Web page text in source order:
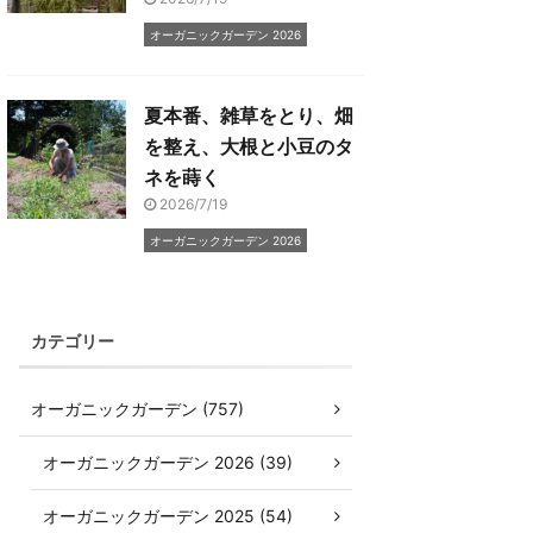
オーガニックガーデン 2026
夏本番、雑草をとり、畑
を整え、大根と小豆のタ
ネを蒔く
2026/7/19
オーガニックガーデン 2026
カテゴリー
オーガニックガーデン (757)
オーガニックガーデン 2026 (39)
オーガニックガーデン 2025 (54)